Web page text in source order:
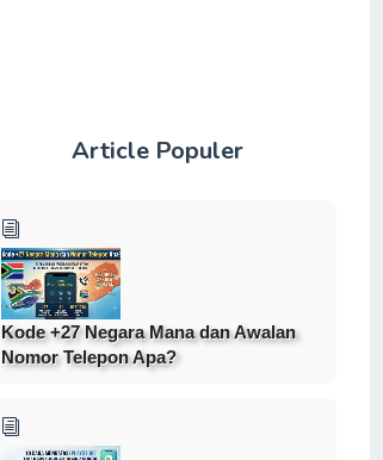
Article Populer
Kode +27 Negara Mana dan Awalan
Nomor Telepon Apa?